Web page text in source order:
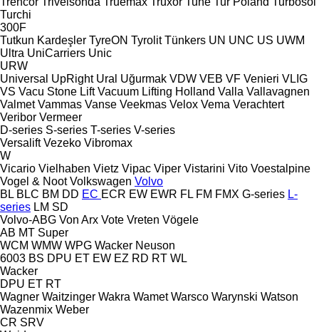
Turchi
300F
Tutkun Kardeşler TyreON Tyrolit Tünkers UN UNC US UWM
Ultra UniCarriers Unic
URW
Universal UpRight Ural Uğurmak VDW VEB VF Venieri VLIG
VS Vacu Stone Lift Vacuum Lifting Holland Valla Vallavagnen
Valmet Vammas Vanse Veekmas Velox Vema Verachtert
Veribor Vermeer
D-series S-series T-series V-series
Versalift Vezeko Vibromax
W
Vicario Vielhaben Vietz Vipac Viper Vistarini Vito Voestalpine
Vogel & Noot Volkswagen Volvo
BL BLC BM DD EC ECR EW EWR FL FM FMX G-series L-
series LM SD
Volvo-ABG Von Arx Vote Vreten Vögele
AB MT Super
WCM WMW WPG Wacker Neuson
6003 BS DPU ET EW EZ RD RT WL
Wacker
DPU ET RT
Wagner Waitzinger Wakra Wamet Warsco Warynski Watson
Wazenmix Weber
CR SRV